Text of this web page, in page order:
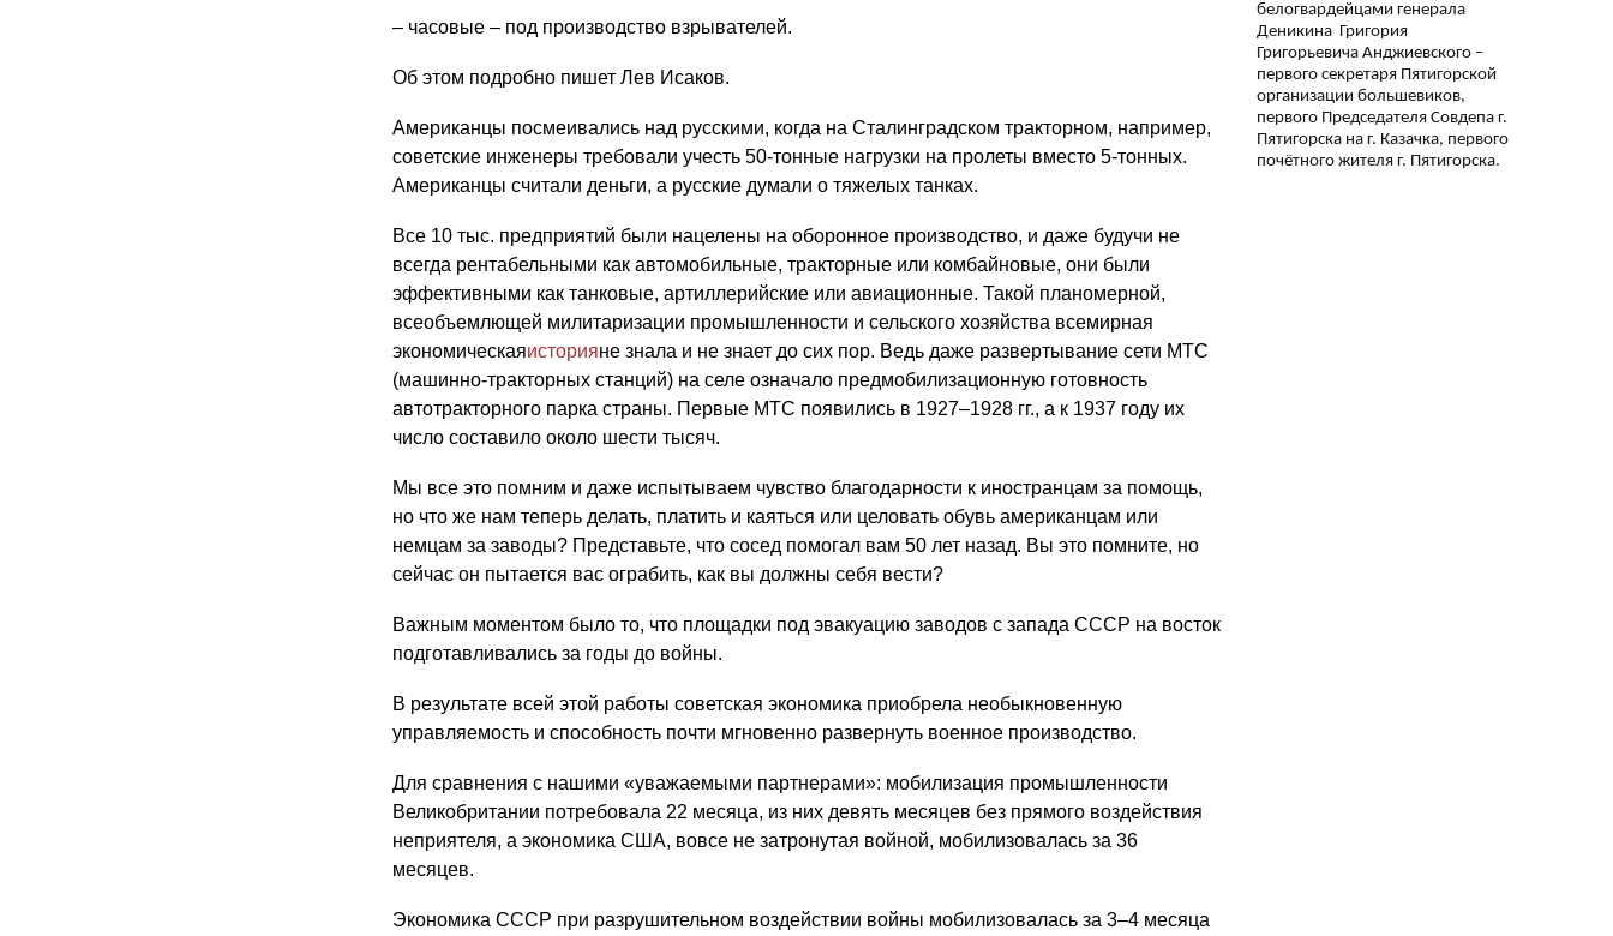
– часовые – под производство взрывателей.
Об этом подробно пишет Лев Исаков.
Американцы посмеивались над русскими, когда на Сталинградском тракторном, например,
советские инженеры требовали учесть 50-тонные нагрузки на пролеты вместо 5-тонных.
Американцы считали деньги, а русские думали о тяжелых танках.
Все 10 тыс. предприятий были нацелены на оборонное производство, и даже будучи не
всегда рентабельными как автомобильные, тракторные или комбайновые, они были
эффективными как танковые, артиллерийские или авиационные. Такой планомерной,
всеобъемлющей милитаризации промышленности и сельского хозяйства всемирная
экономическаяисторияне знала и не знает до сих пор. Ведь даже развертывание сети МТС
(машинно-тракторных станций) на селе означало предмобилизационную готовность
автотракторного парка страны. Первые МТС появились в 1927–1928 гг., а к 1937 году их
число составило около шести тысяч.
Мы все это помним и даже испытываем чувство благодарности к иностранцам за помощь,
но что же нам теперь делать, платить и каяться или целовать обувь американцам или
немцам за заводы? Представьте, что сосед помогал вам 50 лет назад. Вы это помните, но
сейчас он пытается вас ограбить, как вы должны себя вести?
Важным моментом было то, что площадки под эвакуацию заводов с запада СССР на восток
подготавливались за годы до войны.
В результате всей этой работы советская экономика приобрела необыкновенную
управляемость и способность почти мгновенно развернуть военное производство.
Для сравнения с нашими «уважаемыми партнерами»: мобилизация промышленности
Великобритании потребовала 22 месяца, из них девять месяцев без прямого воздействия
неприятеля, а экономика США, вовсе не затронутая войной, мобилизовалась за 36
месяцев.
Экономика СССР при разрушительном воздействии войны мобилизовалась за 3–4 месяца
белогвардейцами генерала
Деникина Григория
Григорьевича Анджиевского –
первого секретаря Пятигорской
организации большевиков,
первого Председателя Совдепа г.
Пятигорска на г. Казачка, первого
почётного жителя г. Пятигорска.